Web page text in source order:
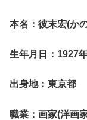
本名：彼末宏(か
生年月日：1927
出身地：東京都
職業：画家(洋画